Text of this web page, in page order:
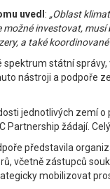
uvedl : „Oblast
investovat,
a také
státní
nástroji a podpoře
jednotlivých zemí
žádají.
představila
včetně zástupců
mobilizovat